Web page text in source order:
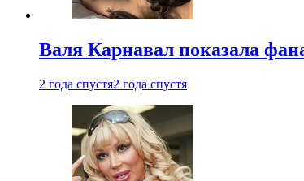
Валя Карнавал показала
2 года спустя2 года спустя